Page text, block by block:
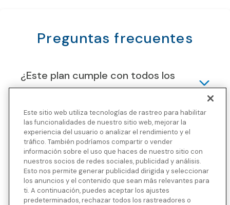
Preguntas frecuentes
¿Este plan cumple con todos los
requisitos de la visa Schengen?
¿Están cubiertas las condiciones
preexistentes bajo los planes Blue
Cross Blue Shield Global Solutions℠
para vivir en el extranjero?
Este sitio web utiliza tecnologías de rastreo para habilitar
las funcionalidades de nuestro sitio web, mejorar la
experiencia del usuario o analizar el rendimiento y el
tráfico. También podríamos compartir o vender
información sobre el uso que haces de nuestro sitio con
nuestros socios de redes sociales, publicidad y análisis.
Esto nos permite generar publicidad dirigida y seleccionar
los anuncios y el contenido que sean más relevantes para
ti. A continuación, puedes aceptar los ajustes
predeterminados, rechazar todos los rastreadores o